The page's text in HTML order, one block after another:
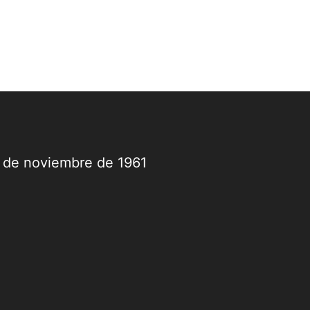
noviembre de 1961